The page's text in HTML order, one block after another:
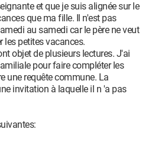
et que je suis alignée sur le
que ma fille. Il n'est pas
au samedi car le père ne veut
les petites vacances.
objet de plusieurs lectures. J'ai
pour faire compléter les
une requête commune. La
invitation à laquelle il n 'a pas